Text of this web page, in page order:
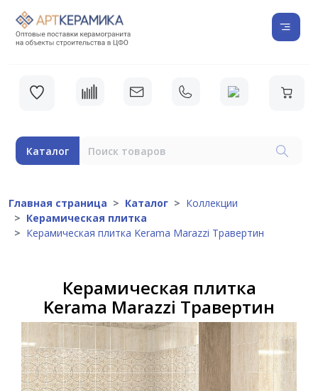
Каталог
Главная страница Каталог
Коллекции
Керамическая плитка
Керамическая плитка Kerama Marazzi Травертин
Керамическая плитка
Kerama Marazzi Травертин